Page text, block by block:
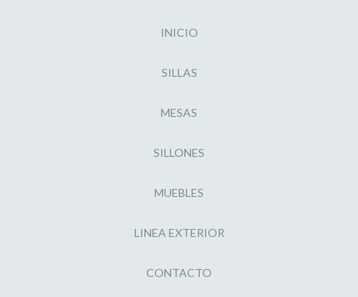
INICIO
SILLAS
MESAS
SILLONES
MUEBLES
LINEA EXTERIOR
CONTACTO